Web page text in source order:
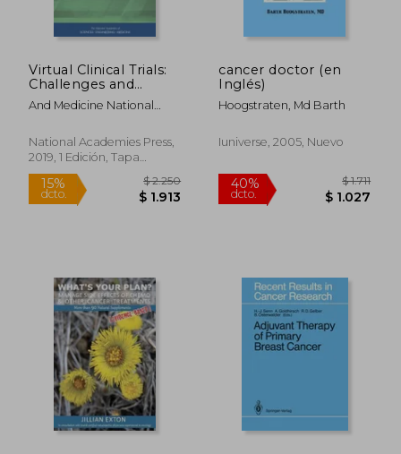
dcto. $ 1.257
Virtual Clinical Trials:
Challenges and
Opportunities:
Proceedings of a
And Medicine National
Engineering; Health And
Medicine Division; Board
On Health Sciences Policy;
And Translation Forum On
Drug Discovery,
National Academies Press,
2019, 1 Edición, Tapa
Blanda, Nuevo
cancer doctor (en
Inglés)
Hoogstraten, Md Barth
Iuniverse, 2005, Nuevo